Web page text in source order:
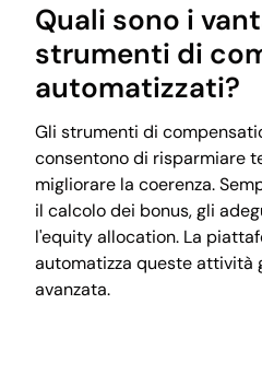
Quali sono i
strumenti di
automatizzati?
Gli strumenti di
consentono di risparmiare
migliorare la coerenza.
il calcolo dei bonus, gli
l'equity allocation. La
automatizza queste attività
avanzata.